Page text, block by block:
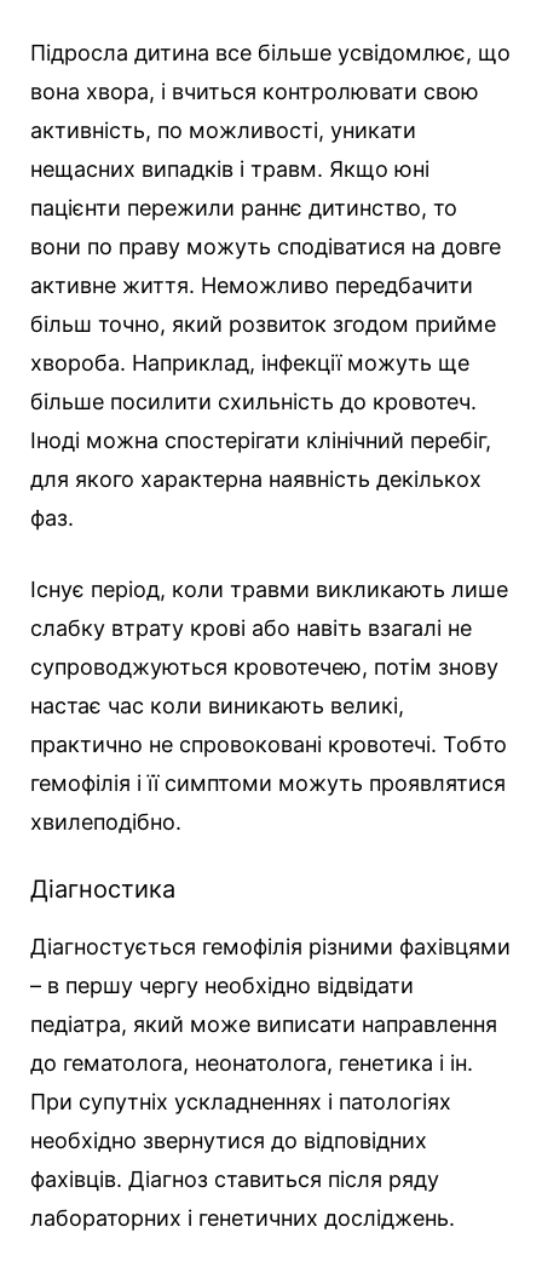
Підросла дитина все більше усвідомлює, що
вона хвора, і вчиться контролювати свою
активність, по можливості, уникати
нещасних випадків і травм. Якщо юні
пацієнти пережили раннє дитинство, то
вони по праву можуть сподіватися на довге
активне життя. Неможливо передбачити
більш точно, який розвиток згодом прийме
хвороба. Наприклад, інфекції можуть ще
більше посилити схильність до кровотеч.
Іноді можна спостерігати клінічний перебіг,
для якого характерна наявність декількох
фаз.
Існує період, коли травми викликають лише
слабку втрату крові або навіть взагалі не
супроводжуються кровотечею, потім знову
настає час коли виникають великі,
практично не спровоковані кровотечі. Тобто
гемофілія і її симптоми можуть проявлятися
хвилеподібно.
Діагностика
Діагностується гемофілія різними фахівцями
– в першу чергу необхідно відвідати
педіатра, який може виписати направлення
до гематолога, неонатолога, генетика і ін.
При супутніх ускладненнях і патологіях
необхідно звернутися до відповідних
фахівців. Діагноз ставиться після ряду
лабораторних і генетичних досліджень.